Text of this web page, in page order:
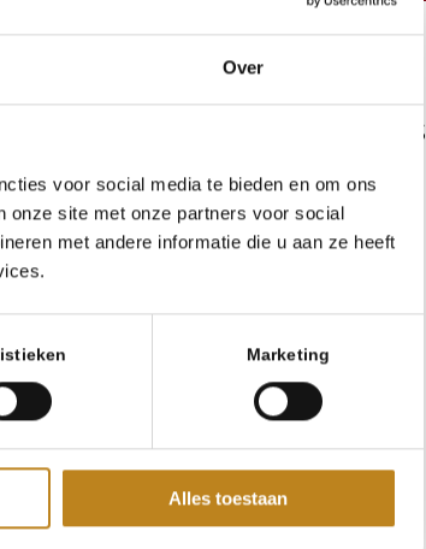
Over
voor social media te bieden en om ons
onze site met onze partners voor social
met andere informatie die u aan ze heeft
Marketing
Alles toestaan
Locaties